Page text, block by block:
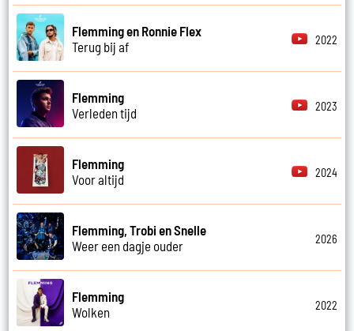
Flemming en Ronnie Flex
Terug bij af
2022
Flemming
Verleden tijd
2023
Flemming
Voor altijd
2024
Flemming, Trobi en Snelle
Weer een dagje ouder
2026
Flemming
Wolken
2022